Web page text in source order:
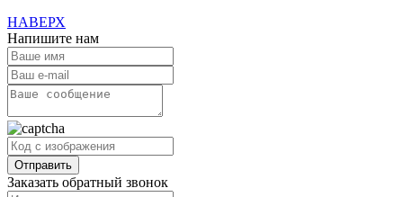
НАВЕРХ
Напишите нам
Заказать обратный звонок